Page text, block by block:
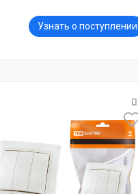
Узнать о поступлении